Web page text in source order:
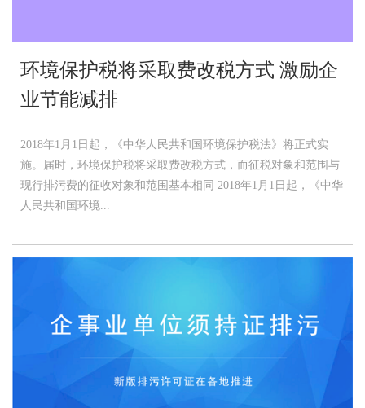
环境保护税将采取费改税方式 激励企
业节能减排
2018年1月1日起，《中华人民共和国环境保护税法》将正式实
施。届时，环境保护税将采取费改税方式，而征税对象和范围与
现行排污费的征收对象和范围基本相同 2018年1月1日起，《中华
人民共和国环境...